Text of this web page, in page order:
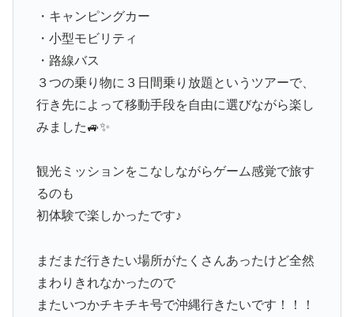
・キャンピングカー
・小型モビリティ
・路線バス
３つの乗り物に３日間乗り放題というツアーで、
行き先によって移動手段を自由に選びながら楽し
みました🚙✨
観光ミッションをこなしながらゲーム感覚で旅す
るのも
初体験で楽しかったです♪
まだまだ行きたい場所がたくさんあったけど全然
まわりきれなかったので
またいつかチキチキ号で沖縄行きたいです！！！